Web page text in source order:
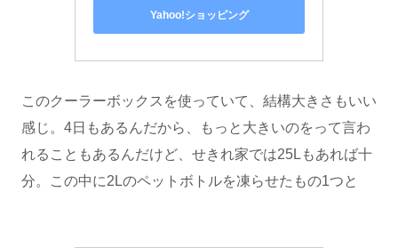
Yahoo!ショッピング
このクーラーボックスを使っていて、結構大きさもいい
感じ。4日もあるんだから、もっと大きいのをって言わ
れることもあるんだけど、せきれ家では25Lもあれば十
分。この中に2Lのペットボトルを凍らせたもの1つと